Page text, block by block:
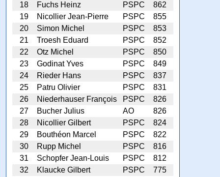
18
Fuchs Heinz PSPC
862
19
Nicollier Jean-Pierre PSPC
855
20
Simon Michel PSPC
853
21
Troesh Eduard PSPC
852
22
Otz Michel PSPC
850
23
Godinat Yves PSPC
849
24
Rieder Hans PSPC
837
25
Patru Olivier PSPC
831
26
Niederhauser François PSPC
826
27
Bucher Julius AO
826
28
Nicollier Gilbert PSPC
824
29
Bouthéon Marcel PSPC
822
30
Rupp Michel PSPC
816
31
Schopfer Jean-Louis PSPC
812
32
Klaucke Gilbert PSPC
775